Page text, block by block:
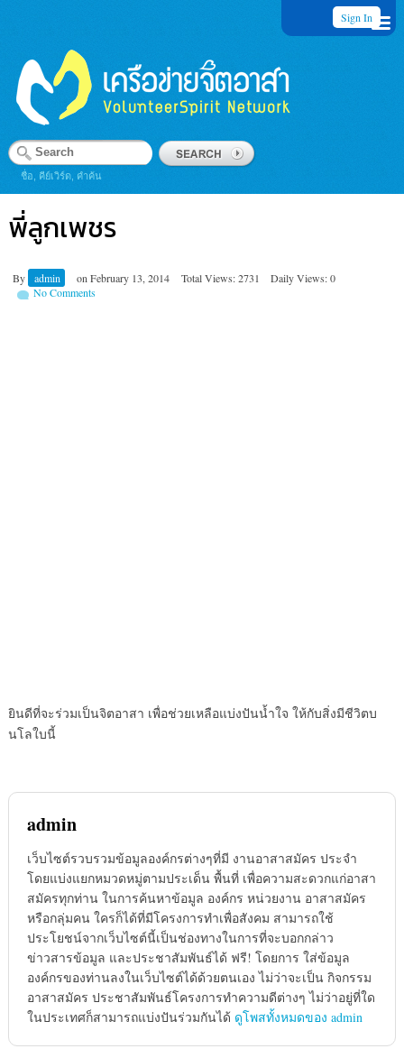
Sign In
ชื่อ, คีย์เวิร์ด, คำค้น
พี่ลูกเพชร
By admin on February 13, 2014 Total Views: 2731
Daily Views: 0
No Comments
ยินดีที่จะร่วมเป็นจิตอาสา เพื่อช่วยเหลือแบ่งปันน้ำใจ ให้กับสิ่งมีชีวิตบ
นโลใบนี้
admin
เว็บไซต์รวบรวมข้อมูลองค์กรต่างๆที่มี งานอาสาสมัคร ประจำ
โดยแบ่งแยกหมวดหมู่ตามประเด็น พื้นที่ เพื่อความสะดวกแก่อาสา
สมัครทุกท่าน ในการค้นหาข้อมูล องค์กร หน่วยงาน อาสาสมัคร
หรือกลุ่มคน ใครก็ได้ที่มีโครงการทำเพื่อสังคม สามารถใช้
ประโยชน์จากเว็บไซต์นี้เป็นช่องทางในการที่จะบอกกล่าว
ข่าวสารข้อมูล และประชาสัมพันธ์ได้ ฟรี! โดยการ ใส่ข้อมูล
องค์กรของท่านลงในเว็บไซต์ได้ด้วยตนเอง ไม่ว่าจะเป็น กิจกรรม
อาสาสมัคร ประชาสัมพันธ์โครงการทำความดีต่างๆ ไม่ว่าอยู่ที่ใด
ในประเทศก็สามารถแบ่งปันร่วมกันได้ ดูโพสทั้งหมดของ admin